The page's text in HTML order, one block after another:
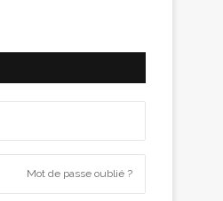
Mot de passe oublié ?